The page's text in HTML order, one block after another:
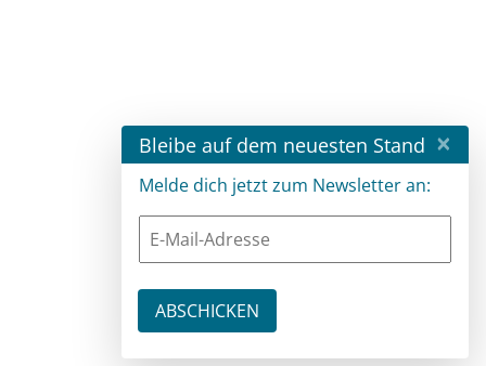
Bleibe auf dem neuesten Stand ×
Melde dich jetzt zum Newsletter an: